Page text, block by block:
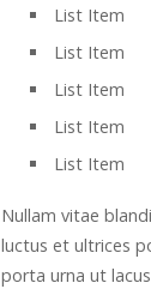
List Item
List Item
List Item
List Item
List Item
Nullam vitae
luctus et ultrices
porta urna ut